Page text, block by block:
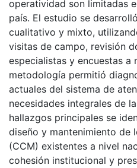
operatividad son limitadas
país. El estudio se
cualitativo y mixto,
visitas de campo, revisión
especialistas y encuestas a
metodología permitió
actuales del sistema de
necesidades integrales de
hallazgos principales se
diseño y mantenimiento de
(CCM) existentes a nivel
cohesión institucional y